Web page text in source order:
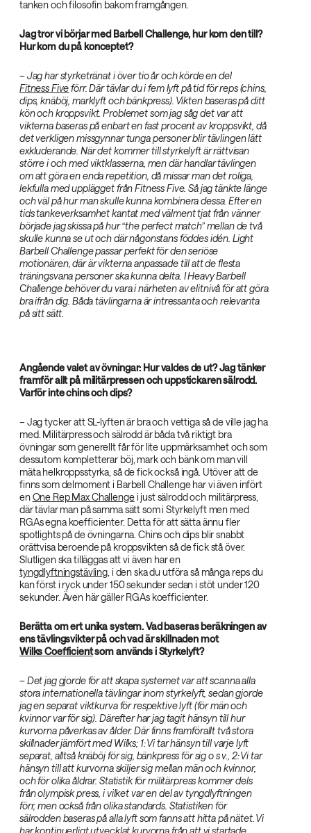
tanken och filosofin bakom framgången.
Jag tror vi börjar med Barbell Challenge, hur kom den till?
Hur kom du på konceptet?
– Jag har styrketränat i över tio år och körde en del
Fitness Fiveförr. Där tävlar du i fem lyft på tid för reps (chins,
dips, knäböj, marklyft och bänkpress). Vikten baseras på ditt
kön och kroppsvikt. Problemet som jag såg det var att
vikterna baseras på enbart en fast procent av kroppsvikt, då
det verkligen missgynnar tunga personer blir tävlingen lätt
exkluderande. När det kommer till styrkelyft är rättvisan
större i och med viktklasserna, men där handlar tävlingen
om att göra en enda repetition, då missar man det roliga,
lekfulla med upplägget från Fitness Five. Så jag tänkte länge
och väl på hur man skulle kunna kombinera dessa. Efter en
tids tankeverksamhet kantat med välment tjat från vänner
började jag skissa på hur “the perfect match” mellan de två
skulle kunna se ut och där någonstans föddes idén. Light
Barbell Challenge passar perfekt för den seriöse
motionären, där är vikterna anpassade till att de flesta
träningsvana personer ska kunna delta. I Heavy Barbell
Challenge behöver du vara i närheten av elitnivå för att göra
bra ifrån dig. Båda tävlingarna är intressanta och relevanta
på sitt sätt.
Angående valet av övningar: Hur valdes de ut? Jag tänker
framför allt på militärpressen och uppstickaren sälrodd.
Varför inte chins och dips?
– Jag tycker att SL-lyften är bra och vettiga så de ville jag ha
med. Militärpress och sälrodd är båda två riktigt bra
övningar som generellt får för lite uppmärksamhet och som
dessutom kompletterar böj, mark och bänk om man vill
mäta helkroppsstyrka, så de fick också ingå. Utöver att de
finns som delmoment i Barbell Challenge har vi även infört
enOne Rep Max Challengei just sälrodd och militärpress,
där tävlar man på samma sätt som i Styrkelyft men med
RGAs egna koefficienter. Detta för att sätta ännu fler
spotlights på de övningarna. Chins och dips blir snabbt
orättvisa beroende på kroppsvikten så de fick stå över.
Slutligen ska tilläggas att vi även har en
tyngdlyftningstävling , i den ska du utföra så många reps du
kan först i ryck under 150 sekunder sedan i stöt under 120
sekunder. Även här gäller RGAs koefficienter.
Berätta om ert unika system. Vad baseras beräkningen av
ens tävlingsvikter på och vad är skillnaden mot
Wilks Coefficientsom används i Styrkelyft?
– Det jag gjorde för att skapa systemet var att scanna alla
stora internationella tävlingar inom styrkelyft, sedan gjorde
jag en separat viktkurva för respektive lyft (för män och
kvinnor var för sig). Därefter har jag tagit hänsyn till hur
kurvorna påverkas av ålder. Där finns framförallt två stora
skillnader jämfört med Wilks; 1: Vi tar hänsyn till varje lyft
separat, alltså knäböj för sig, bänkpress för sig o s v., 2: Vi tar
hänsyn till att kurvorna skiljer sig mellan män och kvinnor,
och för olika åldrar. Statistik för militärpress kommer dels
från olympisk press, i vilket var en del av tyngdlyftningen
förr, men också från olika standards. Statistiken för
sälrodden baseras på alla lyft som fanns att hitta på nätet. Vi
har kontinuerligt utvecklat kurvorna från att vi startade